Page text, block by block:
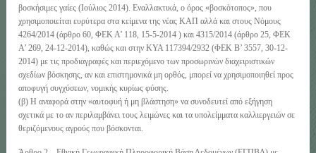
βοσκήσιμες γαίες (Ιούλιος 2014). Εναλλακτικά, ο όρος «βοσκότοπος», που
χρησιμοποιείται ευρύτερα στα κείμενα της νέας ΚΑΠ αλλά και στους Νόμους
4264/2014 (άρθρο 60, ΦΕΚ Α’ 118, 15-5-2014 ) και 4315/2014 (άρθρο 25, ΦΕΚ
Α’ 269, 24-12-2014), καθώς και στην ΚΥΑ 117394/2932 (ΦΕΚ Β’ 3557, 30-12-
2014) με τις προδιαγραφές και περιεχόμενο των προσωρινών διαχειριστικών
σχεδίων βόσκησης, αν και επιστημονικά μη ορθός, μπορεί να χρησιμοποιηθεί προς
αποφυγή συγχύσεων, νομικής κυρίως φύσης.
(β) Η αναφορά στην «αυτοφυή ή μη βλάστηση» να συνοδευτεί από εξήγηση
σχετικά με το αν περιλαμβάνει τους λειμώνες και τα υπολείμματα καλλιεργειών σε
θεριζόμενους αγρούς που βόσκονται.